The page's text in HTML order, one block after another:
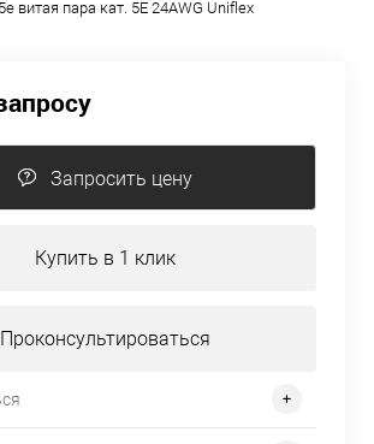
витая пара кат. 5E 24AWG Uniflex
Запросить цену
Купить в 1 клик
Проконсультироваться